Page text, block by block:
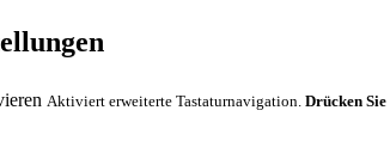
Aktiviert erweiterte Tastaturnavigation. Drücken